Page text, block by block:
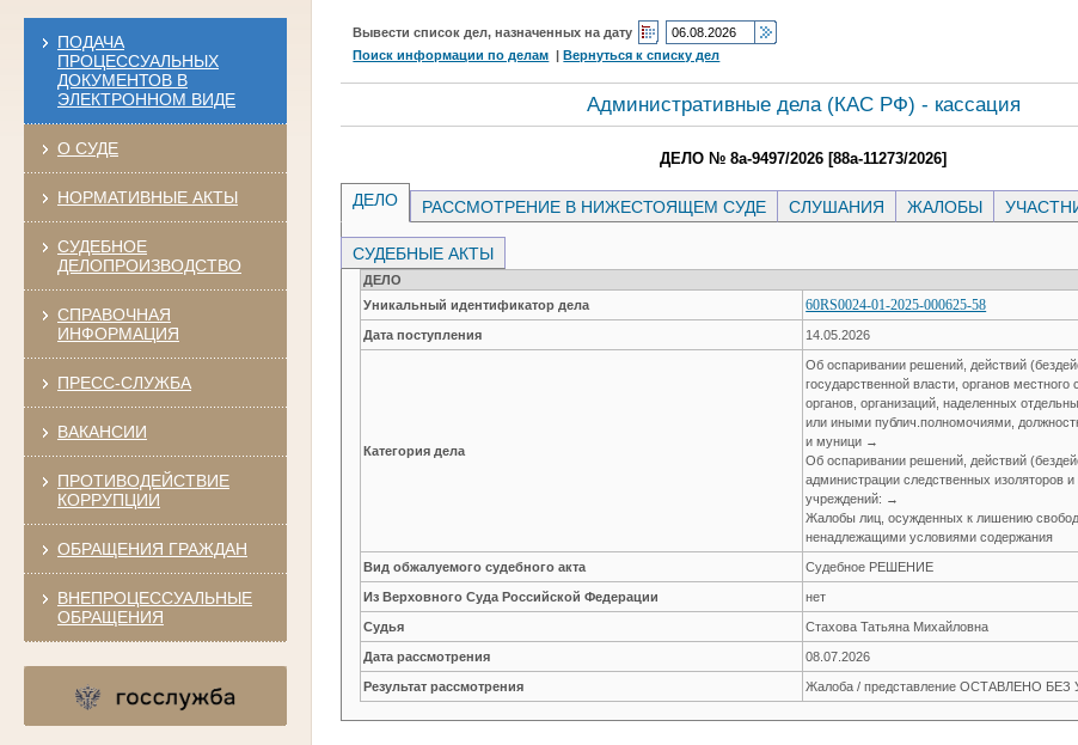
ПОДАЧА
ПРОЦЕССУАЛЬНЫХ
ДОКУМЕНТОВ В
ЭЛЕКТРОННОМ ВИДЕ
О СУДЕ
НОРМАТИВНЫЕ АКТЫ
СУДЕБНОЕ
ДЕЛОПРОИЗВОДСТВО
СПРАВОЧНАЯ
ИНФОРМАЦИЯ
ПРЕСС-СЛУЖБА
ВАКАНСИИ
ПРОТИВОДЕЙСТВИЕ
КОРРУПЦИИ
ОБРАЩЕНИЯ ГРАЖДАН
ВНЕПРОЦЕССУАЛЬНЫЕ
ОБРАЩЕНИЯ
Вывести список дел, назначенных на дату
Поиск информации по делам |Вернуться к списку дел
Административные дела (КАC РФ) - кассация
ДЕЛО № 8а-9497/2026 [88а-11273/2026]
ДЕЛО РАССМОТРЕНИЕ В НИЖЕСТОЯЩЕМ СУДЕ СЛУШАНИЯ ЖАЛОБЫ
СУДЕБНЫЕ АКТЫ
ДЕЛО
Уникальный идентификатор дела
60RS0024-01-2025-000625-58
Дата поступления 14.05.2026
Категория дела
Об оспаривании решений, действий
государственной власти, органов
органов, организаций, наделенных
или иными публич.полномочиями,
и муници →
Об оспаривании решений, действий
администрации следственных изоляторов
учреждений: →
Жалобы лиц, осужденных к лишению
ненадлежащими условиями содержания
Вид обжалуемого судебного акта Судебное РЕШЕНИЕ
Из Верховного Суда Российской Федерации нет
Судья Стахова Татьяна Михайловна
Дата рассмотрения 08.07.2026
Результат рассмотрения Жалоба / представление ОСТАВЛЕНО